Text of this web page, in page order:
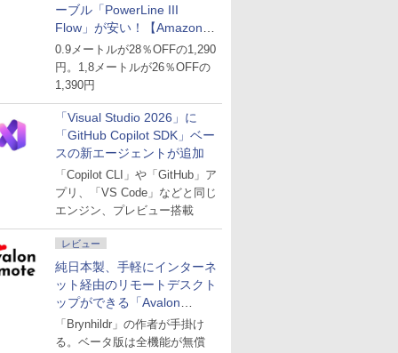
ーブル「PowerLine III
Flow」が安い！【Amazon暮
らし応援サマーSale】
0.9メートルが28％OFFの1,290
円。1,8メートルが26％OFFの
1,390円
「Visual Studio 2026」に
「GitHub Copilot SDK」ベー
スの新エージェントが追加
「Copilot CLI」や「GitHub」ア
プリ、「VS Code」などと同じ
エンジン、プレビュー搭載
レビュー
純日本製、手軽にインターネ
ット経由のリモートデスクト
ップができる「Avalon
remote」
「Brynhildr」の作者が手掛け
る。ベータ版は全機能が無償